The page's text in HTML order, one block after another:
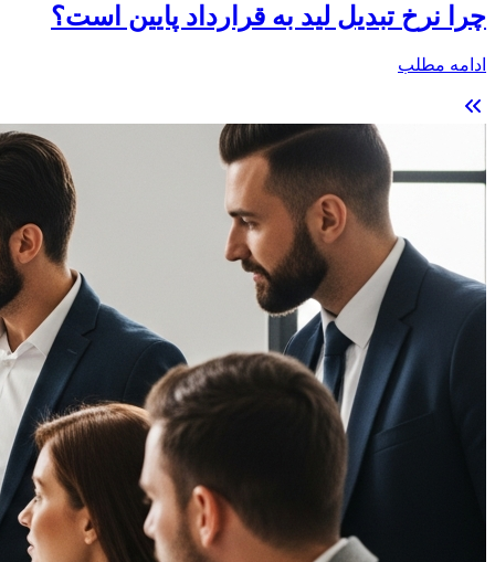
چرا نرخ تبدیل لید به قرارداد پایین است؟
ادامه مطلب